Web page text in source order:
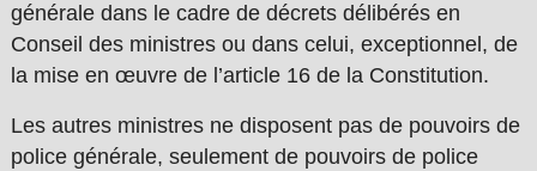
générale dans le cadre de décrets délibérés en
Conseil des ministres ou dans celui, exceptionnel, de
la mise en œuvre de l’article 16 de la Constitution.
Les autres ministres ne disposent pas de pouvoirs de
police générale, seulement de pouvoirs de police